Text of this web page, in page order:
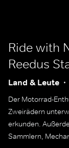
Ride with
Reedus
Land & Leute
Der Motorrad-
Zweirädern
erkunden.
Sammlern,